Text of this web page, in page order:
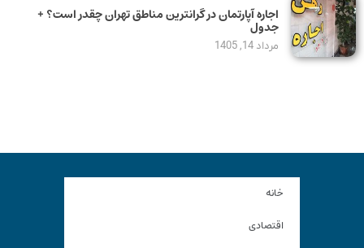
اجاره آپارتمان در گرانترین مناطق تهران چقدر است؟ +
جدول
مرداد 14, 1405
خانه
اقتصادی